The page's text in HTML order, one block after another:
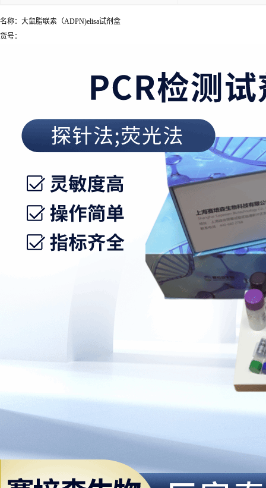
名称：大鼠脂联素（ADPN)elisa试剂盒
货号：